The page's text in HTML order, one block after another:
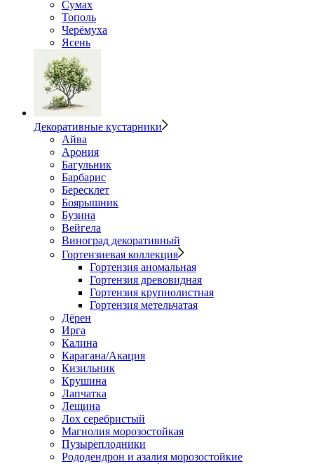
Сумах
Тополь
Черёмуха
Ясень
Декоративные кустарники
Айва
Арония
Багульник
Барбарис
Бересклет
Боярышник
Бузина
Вейгела
Виноград декоративный
Гортензиевая коллекция
Гортензия аномальная
Гортензия древовидная
Гортензия крупнолистная
Гортензия метельчатая
Дёрен
Ирга
Калина
Карагана/Акация
Кизильник
Крушина
Лапчатка
Лещина
Лох серебристый
Магнолия морозостойкая
Пузыреплодники
Рододендрон и азалия морозостойкие